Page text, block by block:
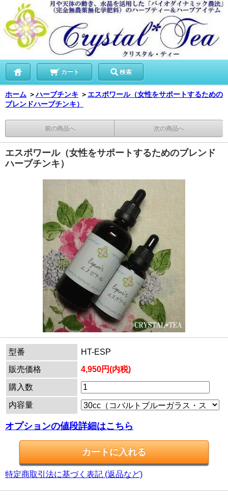
カート 検索
ホーム ＞ハーブチンキ ＞ エスポワール（女性をサポートするための
ブレンドハーブチンキ）
前の商品へ 次の商品へ
エスポワール（女性をサポートするためのブレンド
ハーブチンキ）
型番
HT-ESP
販売価格
4,950円(内税)
購入数
内容量
オプションの値段詳細はこちら
特定商取引法に基づく表記 (返品など)